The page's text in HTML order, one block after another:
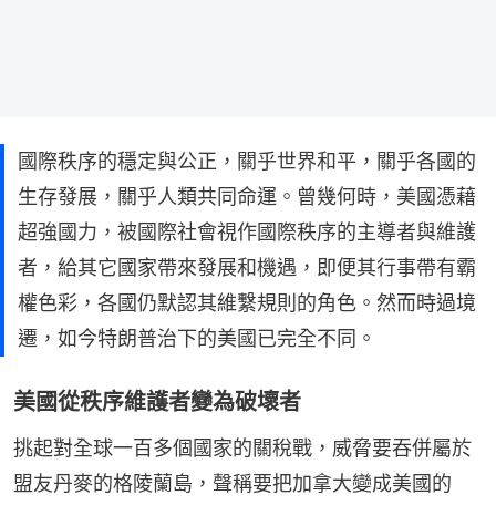
國際秩序的穩定與公正，關乎世界和平，關乎各國的
生存發展，關乎人類共同命運。曾幾何時，美國憑藉
超強國力，被國際社會視作國際秩序的主導者與維護
者，給其它國家帶來發展和機遇，即便其行事帶有霸
權色彩，各國仍默認其維繫規則的角色。然而時過境
遷，如今特朗普治下的美國已完全不同。
美國從秩序維護者變為破壞者
挑起對全球一百多個國家的關稅戰，威脅要吞併屬於
盟友丹麥的格陵蘭島，聲稱要把加拿大變成美國的